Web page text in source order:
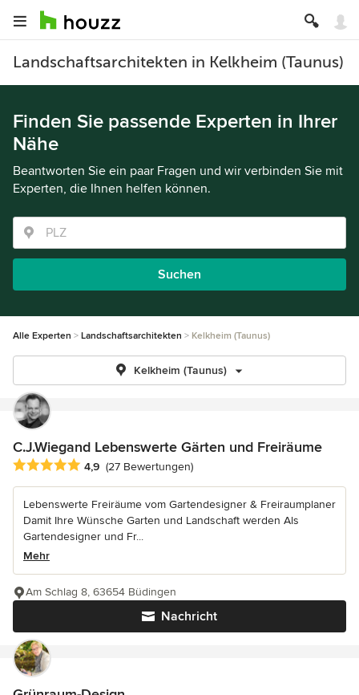
Landschaftsarchitekten in Kelkheim (Taunus)
Finden Sie passende Experten in Ihrer
Nähe
Beantworten Sie ein paar Fragen und wir verbinden Sie mit
Experten, die Ihnen helfen können.
Suchen
Alle Experten Landschaftsarchitekten Kelkheim (Taunus)
Kelkheim (Taunus)
C.J.Wiegand Lebenswerte Gärten und Freiräume
Durchschnittliche Bewertung: 4.9 von 5 Sternen
4,9 (27 Bewertungen)
Lebenswerte Freiräume vom Gartendesigner & Freiraumplaner
Damit Ihre Wünsche Garten und Landschaft werden Als
Gartendesigner und Fr...
Mehr
Nachricht
Am Schlag 8, 63654 Büdingen